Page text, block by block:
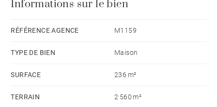
de qualité, terrasse exposée Sud.
Informations sur le bien
RÉFÉRENCE AGENCE M1159
TYPE DE BIEN Maison
SURFACE 236 m²
TERRAIN 2 560 m²